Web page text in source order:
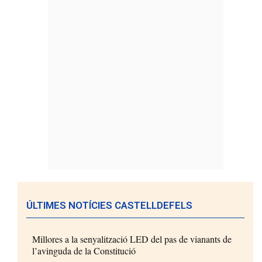
ÚLTIMES NOTÍCIES CASTELLDEFELS
Millores a la senyalització LED del pas de vianants de
l’avinguda de la Constitució